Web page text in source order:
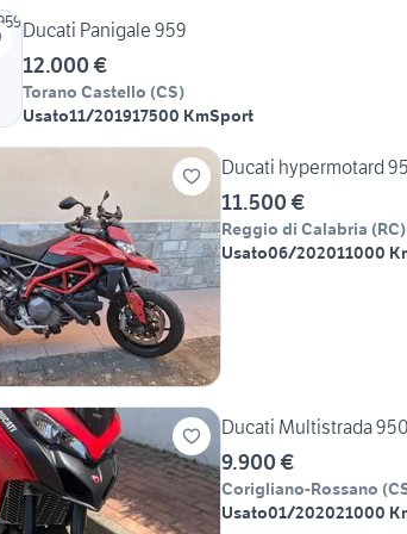
Ducati Panigale 959
12.000 €
Torano Castello (CS)
Usato11/201917500 KmSport
Ducati hypermotard
11.500 €
Reggio di Calabria (RC)
Usato06/202011000
Ducati Multistrada 950
9.900 €
Corigliano-Rossano (
Usato01/202021000